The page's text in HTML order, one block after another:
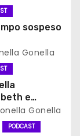
sospeso
Gonella
e
alla libertà
Gonella
PODCAST